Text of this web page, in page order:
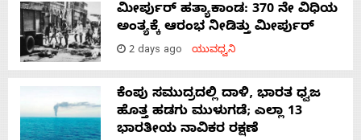
ಮೀರ್ಪುರ್ ಹತ್ಯಾಕಾಂಡ: 370 ನೇ ವಿಧಿಯ
ಅಂತ್ಯಕ್ಕೆ ಆರಂಭ ನೀಡಿತ್ತು ಮೀರ್ಪುರ್
2 days ago ಯುವಧ್ವನಿ
ಕೆಂಪು ಸಮುದ್ರದಲ್ಲಿ ದಾಳಿ, ಭಾರತ ಧ್ವಜ
ಹೊತ್ತ ಹಡಗು ಮುಳುಗಡೆ; ಎಲ್ಲಾ 13
ಭಾರತೀಯ ನಾವಿಕರ ರಕ್ಷಣೆ